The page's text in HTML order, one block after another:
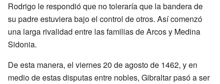
Rodrigo le respondió que no toleraría que la bandera de
su padre estuviera bajo el control de otros. Así comenzó
una larga rivalidad entre las familias de Arcos y Medina
Sidonia.
De esta manera, el viernes 20 de agosto de 1462, y en
medio de estas disputas entre nobles, Gibraltar pasó a ser